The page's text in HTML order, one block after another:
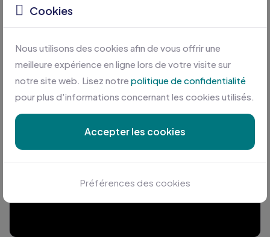
Cookies
Nous utilisons des cookies afin de vous offrir une
meilleure expérience en ligne lors de votre visite sur
notre site web. Lisez notre politique de confidentialité
pour plus d'informations concernant les cookies utilisés.
Accepter les cookies
Préférences des cookies